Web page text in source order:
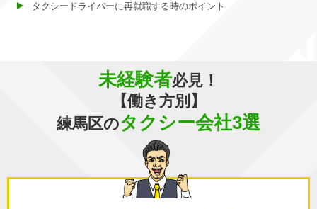
タクシードライバーに再就職する時のポイント
未経験者必見！
【働き方別】
練馬区のタクシー会社3選